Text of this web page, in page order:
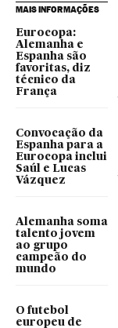
MAIS INFORMAÇÕES
Eurocopa:
Alemanha e
Espanha são
favoritas, diz
técnico da
França
Convocação da
Espanha para a
Eurocopa inclui
Saúl e Lucas
Vázquez
Alemanha soma
talento jovem
ao grupo
campeão do
mundo
O futebol
europeu de